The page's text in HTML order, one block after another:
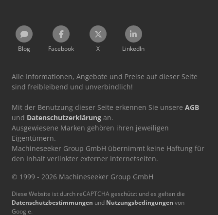
Blog Facebook X LinkedIn
Alle Informationen, Angebote und Preise auf dieser Seite
sind freibleibend und unverbindlich!
Mit der Benutzung dieser Seite erkennen Sie unsere AGB
und Datenschutzerklärung an.
Ausgewiesene Marken gehören ihren jeweiligen
Eigentümern.
Machineseeker Group GmbH übernimmt keine Haftung für
den Inhalt verlinkter externer Internetseiten.
© 1999 - 2026 Machineseeker Group GmbH
Diese Website ist durch reCAPTCHA geschützt und es gelten die
Datenschutzbestimmungen und Nutzungsbedingungen von
Google.